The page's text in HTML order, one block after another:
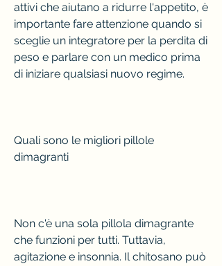
attivi che aiutano a ridurre l'appetito, è
importante fare attenzione quando si
sceglie un integratore per la perdita di
peso e parlare con un medico prima
di iniziare qualsiasi nuovo regime.
Quali sono le migliori pillole
dimagranti
Non c'è una sola pillola dimagrante
che funzioni per tutti. Tuttavia,
agitazione e insonnia. Il chitosano può